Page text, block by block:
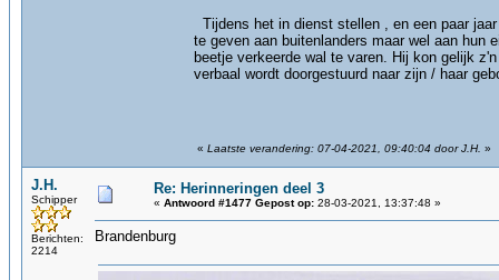
Tijdens het in dienst stellen , en een paar
te geven aan buitenlanders maar wel aan hun
beetje verkeerde wal te varen. Hij kon gelijk
verbaal wordt doorgestuurd naar zijn / haar
« Laatste verandering: 07-04-2021, 09:40:04 door J.H. »
J.H.
Schipper
Berichten:
2214
Re: Herinneringen deel 3
« Antwoord #1477 Gepost op: 28-03-2021, 13:37:48 »
Brandenburg